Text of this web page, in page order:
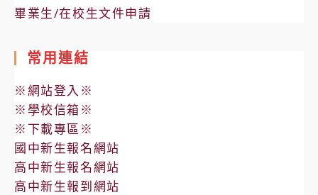
畢業生/在校生文件申請
常用連結
※網站登入※
※學校信箱※
※下載專區※
國中新生報名網站
高中新生報名網站
高中新生報到網站